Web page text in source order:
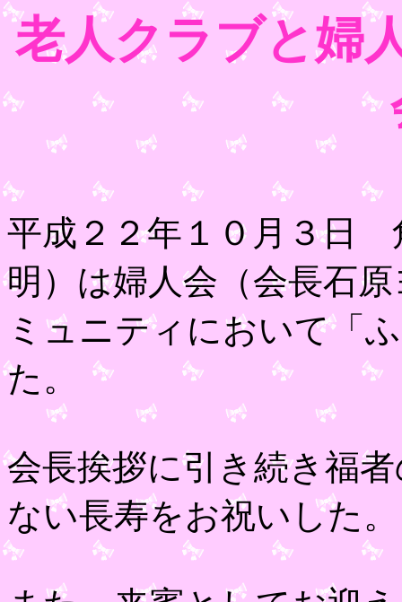
老人クラブと婦
平成２２年１０月３日
明）は婦人会（会長石
ミュニティにおいて「
た。
会長挨拶に引き続き福
ない長寿をお祝いした。